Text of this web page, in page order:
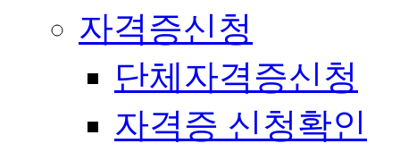
자격증신청
단체자격증신청
자격증 신청확인